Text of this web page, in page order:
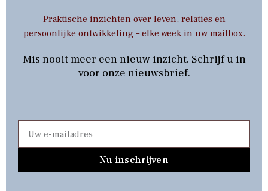
Praktische inzichten over leven, relaties en
persoonlijke ontwikkeling – elke week in uw mailbox.
Mis nooit meer een nieuw inzicht. Schrijf u in
voor onze nieuwsbrief.
Nu inschrijven